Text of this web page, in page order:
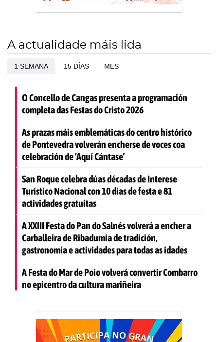
A actualidade máis lida
1 SEMANA 15 DÍAS MES
O Concello de Cangas presenta a programación
completa das Festas do Cristo 2026
As prazas máis emblemáticas do centro histórico
de Pontevedra volverán encherse de voces coa
celebración de ‘Aquí Cántase’
San Roque celebra dúas décadas de Interese
Turístico Nacional con 10 días de festa e 81
actividades gratuítas
A XXIII Festa do Pan do Salnés volverá a encher a
Carballeira de Ribadumia de tradición,
gastronomía e actividades para todas as idades
A Festa do Mar de Poio volverá convertir Combarro
no epicentro da cultura mariñeira